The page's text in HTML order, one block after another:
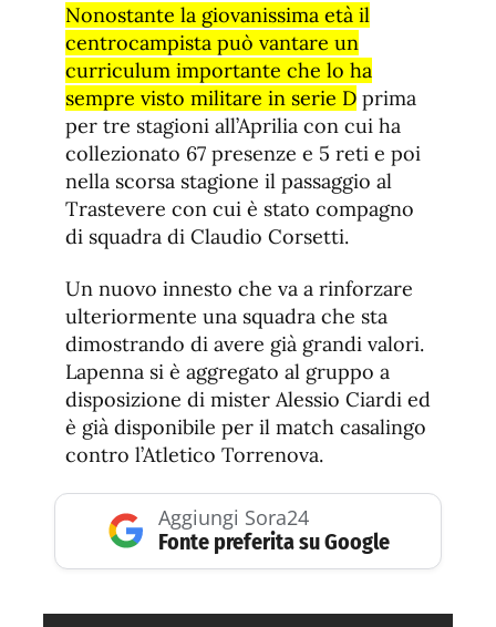
Nonostante la giovanissima età il
centrocampista può vantare un
curriculum importante che lo ha
sempre visto militare in serie D prima
per tre stagioni all’Aprilia con cui ha
collezionato 67 presenze e 5 reti e poi
nella scorsa stagione il passaggio al
Trastevere con cui è stato compagno
di squadra di Claudio Corsetti.
Un nuovo innesto che va a rinforzare
ulteriormente una squadra che sta
dimostrando di avere già grandi valori.
Lapenna si è aggregato al gruppo a
disposizione di mister Alessio Ciardi ed
è già disponibile per il match casalingo
contro l’Atletico Torrenova.
Aggiungi Sora24
Fonte preferita su Google